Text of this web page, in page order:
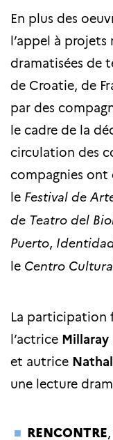
En plus des
l’appel à
dramatisées de
de Croatie, de
par des
le cadre de la
circulation des
compagnies ont
le Festival de
de Teatro del
Puerto,
le Centro
La participation
l’actrice Millaray
et autrice
une lecture
RENCONTRE